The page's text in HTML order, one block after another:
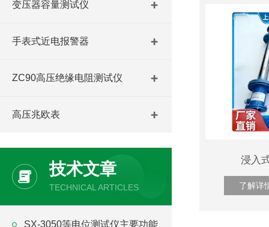
变压器容量测试仪
手表式近电报警器
ZC90高压绝缘电阻测试仪
高压兆欧表
技术文章
TECHNICAL ARTICLES
SX-3050等电位测试仪主要功能
浸入
了解详